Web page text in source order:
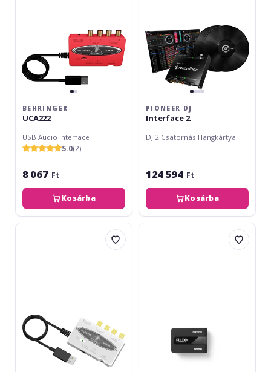
BEHRINGER
UCA222
USB Audio Interface
5.0(2)
8 067 Ft
Kosárba
PIONEER DJ
Interface 2
DJ 2 Csatornás Hangkártya
124 594 Ft
Kosárba
Behringer
Reloop